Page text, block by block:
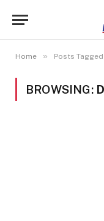
Home » Posts
BROWSING: